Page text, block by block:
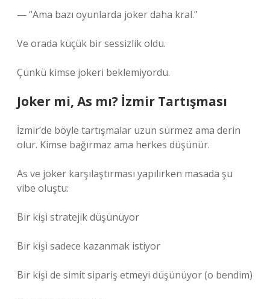
— “Ama bazı oyunlarda joker daha kral.”
Ve orada küçük bir sessizlik oldu.
Çünkü kimse jokeri beklemiyordu.
Joker mi, As mı? İzmir Tartışması
İzmir’de böyle tartışmalar uzun sürmez ama derin
olur. Kimse bağırmaz ama herkes düşünür.
As ve joker karşılaştırması yapılırken masada şu
vibe oluştu:
Bir kişi stratejik düşünüyor
Bir kişi sadece kazanmak istiyor
Bir kişi de simit sipariş etmeyi düşünüyor (o bendim)